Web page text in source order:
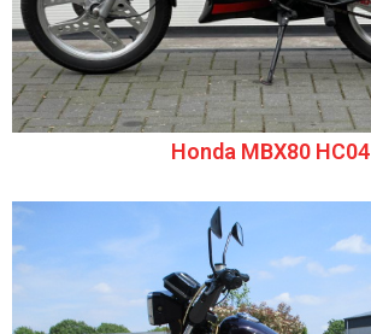
Honda MBX80 HC04